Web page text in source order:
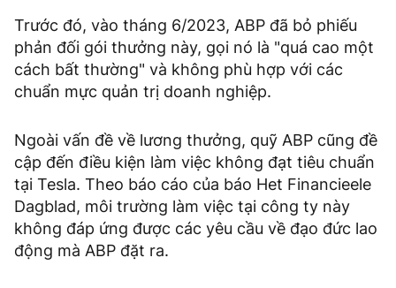
Trước đó, vào tháng 6/2023, ABP đã bỏ phiếu
phản đối gói thưởng này, gọi nó là "quá cao một
cách bất thường" và không phù hợp với các
chuẩn mực quản trị doanh nghiệp.
Ngoài vấn đề về lương thưởng, quỹ ABP cũng đề
cập đến điều kiện làm việc không đạt tiêu chuẩn
tại Tesla. Theo báo cáo của báo Het Financieele
Dagblad, môi trường làm việc tại công ty này
không đáp ứng được các yêu cầu về đạo đức lao
động mà ABP đặt ra.